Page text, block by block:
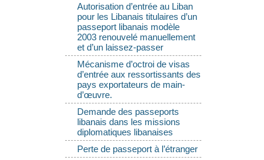
Autorisation d’entrée au Liban
pour les Libanais titulaires d’un
passeport libanais modèle
2003 renouvelé manuellement
et d’un laissez-passer
Mécanisme d’octroi de visas
d’entrée aux ressortissants des
pays exportateurs de main-
d’œuvre.
Demande des passeports
libanais dans les missions
diplomatiques libanaises
Perte de passeport à l’étranger